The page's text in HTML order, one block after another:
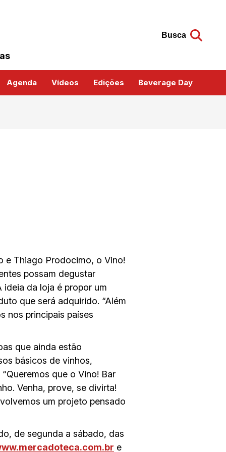
Busca
Agenda Vídeos Edições Beverage Day
e Thiago Prodocimo, o Vino!
possam degustar
ideia da loja é propor um
que será adquirido. “Além
nos principais países
que ainda estão
básicos de vinhos,
que o Vino! Bar
Venha, prove, se divirta!
um projeto pensado
de segunda a sábado, das
e